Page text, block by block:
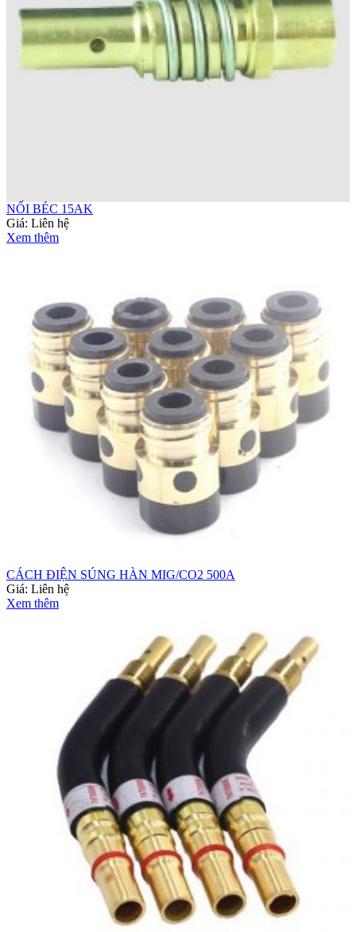
NỐI BÉC 15AK
Giá: Liên hệ
Xem thêm
CÁCH ĐIỆN SÚNG HÀN MIG/CO2 500A
Giá: Liên hệ
Xem thêm